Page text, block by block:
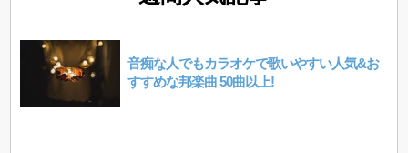
音痴な人でもカラオケで歌いやすい人気&お
すすめな邦楽曲 50曲以上!